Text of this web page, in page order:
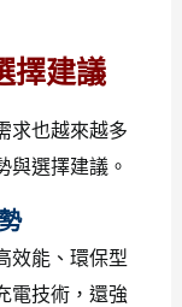
擇建議
求也越來越多
與選擇建議。
效能、環保型
電技術，還強